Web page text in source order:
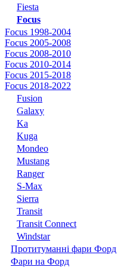
Fiesta
Focus
Focus 1998-2004
Focus 2005-2008
Focus 2008-2010
Focus 2010-2014
Focus 2015-2018
Focus 2018-2022
Fusion
Galaxy
Ka
Kuga
Mondeo
Mustang
Ranger
S-Max
Sierra
Transit
Transit Connect
Windstar
Протитуманні фари Форд
Фари на Форд